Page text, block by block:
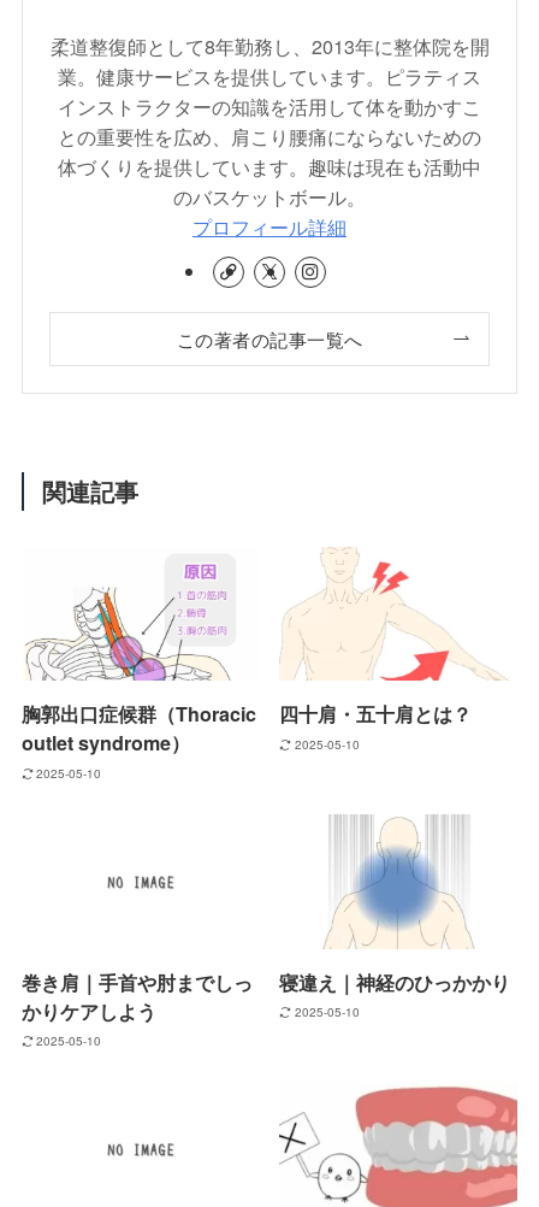
柔道整復師として8年勤務し、2013年に整体院を開
業。健康サービスを提供しています。ピラティス
インストラクターの知識を活用して体を動かすこ
との重要性を広め、肩こり腰痛にならないための
体づくりを提供しています。趣味は現在も活動中
のバスケットボール。
プロフィール詳細
この著者の記事一覧へ
関連記事
胸郭出口症候群（Thoracic
outlet syndrome）
2025-05-10
四十肩・五十肩とは？
2025-05-10
巻き肩｜手首や肘までしっ
かりケアしよう
2025-05-10
寝違え｜神経のひっかかり
2025-05-10